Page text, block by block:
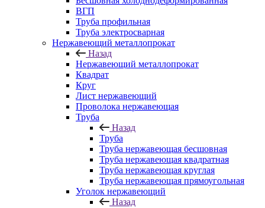
ВГП
Труба профильная
Труба электросварная
Нержавеющий металлопрокат
Назад
Нержавеющий металлопрокат
Квадрат
Круг
Лист нержавеющий
Проволока нержавеющая
Труба
Назад
Труба
Труба нержавеющая бесшовная
Труба нержавеющая квадратная
Труба нержавеющая круглая
Труба нержавеющая прямоугольная
Уголок нержавеющий
Назад